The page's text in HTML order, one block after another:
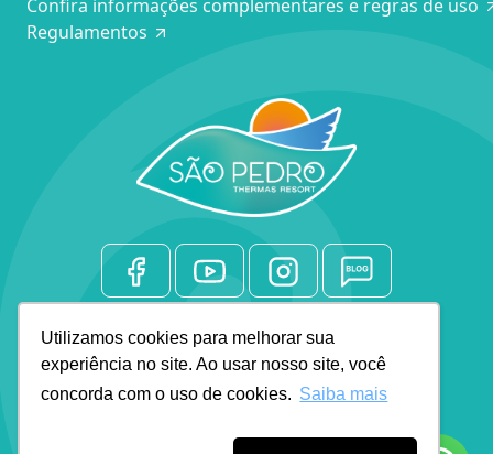
Utilizamos cookies para melhorar sua
experiência no site. Ao usar nosso site, você
concorda com o uso de cookies. Saiba mais
Confira informações complementares e regras de uso
Regulamentos
Rodovia SP 304, Km 189
Fazenda Limoeiro, s/nº, São Pedro/SP
Central de Reservas: (19) 3370-7781